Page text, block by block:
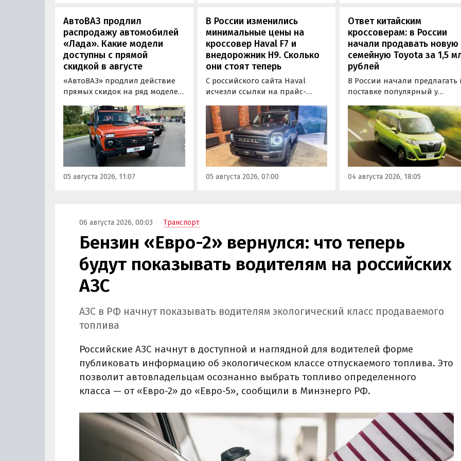
АвтоВАЗ продлил
распродажу автомобилей
«Лада». Какие модели
доступны с прямой
скидкой в августе
«АвтоВАЗ» продлил действие
прямых скидок на ряд моделей
2025 годов выпуска до 31
августа 2026 года. При их
покупке можно сэкономить от
20 000 до 100 000 рублей,
выяснили «Автоновости дня» в
ходе регулярного мониторинга
прайс-листов LADA.
05 августа 2026, 11:07
В России изменились
минимальные цены на
кроссовер Haval F7 и
внедорожник H9. Сколько
они стоят теперь
С российского сайта Haval
исчезли ссылки на прайс-
F7 и рамные внедорожники H9
2025 года выпуска. В результате
минимальные цены обеих
моделей выросли на 50 тыс. и
100 тыс. рублей соответственно,
узнали в ходе регулярного
мониторинга «Автоновости
05 августа 2026, 07:00
Ответ китайским
кроссоверам: в России
начали продавать новую
семейную Toyota за 1,5
рублей
В России начали предлагать
поставке популярный у
Roomy, созданный
Daihatsu 10 лет назад. Эти
машины возят к нам прямо
Японии, причем там они
от 1 млн рублей, а у нас —
минимум на 500 тысяч
выяснили «Автоновости дня».
04 августа 2026, 18:05
06 августа 2026, 00:03 Транспорт
Бензин «Евро-2» вернулся: что теперь
будут показывать водителям на российских
АЗС
АЗС в РФ начнут показывать водителям экологический класс продаваемого
топлива
Российские АЗС начнут в доступной и наглядной для водителей форме
публиковать информацию об экологическом классе отпускаемого топлива. Это
позволит автовладельцам осознанно выбрать топливо определенного
класса — от «Евро-2» до «Евро-5», сообщили в Минэнерго РФ.